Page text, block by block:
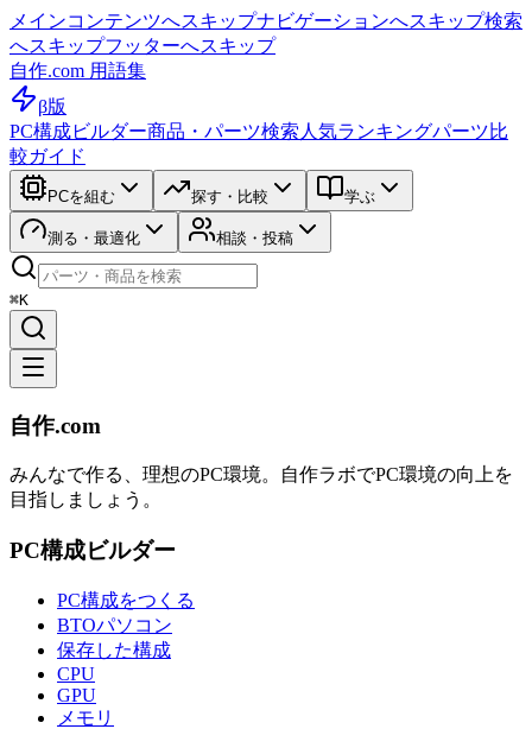
メインコンテンツへスキップナビゲーションへスキップ検索
へスキップフッターへスキップ
自作.com 用語集
β版
PC構成ビルダー商品・パーツ検索 人気ランキングパーツ比
較ガイド
PCを組む 探す・比較 学ぶ
測る・最適化 相談・投稿
⌘K
自作.com
みんなで作る、理想のPC環境。 自作ラボでPC環境の向上を
目指しましょう。
PC構成ビルダー
PC構成をつくる
BTOパソコン
保存した構成
CPU
GPU
メモリ